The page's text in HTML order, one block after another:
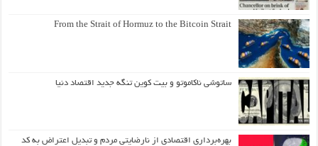
From the Strait of Hormuz to the Bitcoin Strait
ساتوشی ناکاموتو و بیت کوین تنگه جدید اقتصاد دنیا
بهره‌برداری اقتصادی از نارضایتی مردم و تبدیل اعتراض به کد